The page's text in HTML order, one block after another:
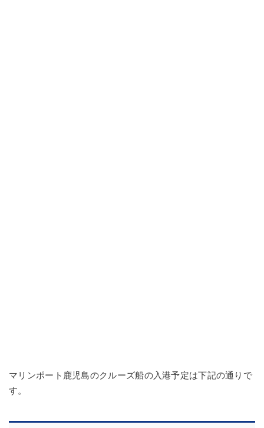
マリンポート鹿児島のクルーズ船の入港予定は下記の通りで
す。